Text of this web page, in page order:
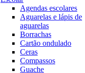
Agendas escolares
Aguarelas e lápis de
aguarelas
Borrachas
Cartão ondulado
Ceras
Compassos
Guache